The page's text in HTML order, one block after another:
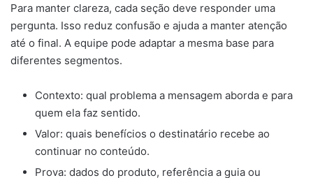
Para manter clareza, cada seção deve responder uma
pergunta. Isso reduz confusão e ajuda a manter atenção
até o final. A equipe pode adaptar a mesma base para
diferentes segmentos.
Contexto: qual problema a mensagem aborda e para
quem ela faz sentido.
Valor: quais benefícios o destinatário recebe ao
continuar no conteúdo.
Prova: dados do produto, referência a guia ou